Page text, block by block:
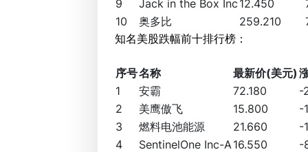
9
Jack in the Box Inc 12.450
10
奥多比 259.210
知名美股跌幅前十排行榜：
序号名称 最新价(美元)
1
安霸 72.180
-
2
美鹰傲飞 15.800
-
3
燃料电池能源 21.660
-
4
SentinelOne Inc-A 16.550
-